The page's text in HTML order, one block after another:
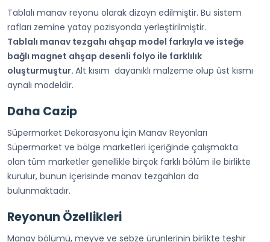
Tablalı manav reyonu olarak dizayn edilmiştir. Bu sistem
rafları zemine yatay pozisyonda yerleştirilmiştir.
Tablalı manav tezgahı ahşap model farkıyla ve isteğe
bağlı magnet ahşap desenli folyo ile farklılık
oluşturmuştur. Alt kısım dayanıklı malzeme olup üst kısmı
aynalı modeldir.
Daha Cazip
Süpermarket Dekorasyonu İçin Manav Reyonları
Süpermarket ve bölge marketleri içeriğinde çalışmakta
olan tüm marketler genellikle birçok farklı bölüm ile birlikte
kurulur, bunun içerisinde manav tezgahları da
bulunmaktadır.
Reyonun Özellikleri
Manav bölümü, meyve ve sebze ürünlerinin birlikte teşhir